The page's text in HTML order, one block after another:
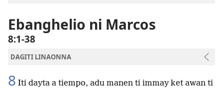
Biblia
Ebanghelio ni Marcos
8:1-38
DAGITI LINAONNA
8 Iti dayta a tiempo, adu manen ti immay ket awan ti